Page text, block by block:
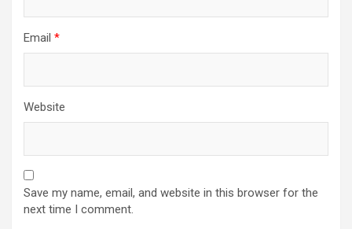
Email *
Website
Save my name, email, and website in this browser for the
next time I comment.